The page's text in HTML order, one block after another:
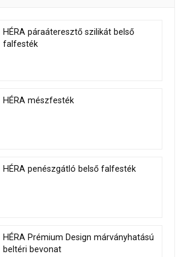
HÉRA páraáteresztő szilikát belső
falfesték
HÉRA mészfesték
HÉRA penészgátló belső falfesték
HÉRA Prémium Design márványhatású
beltéri bevonat